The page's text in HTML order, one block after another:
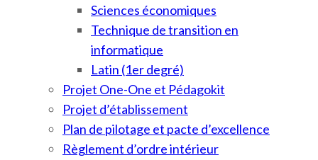
Sciences économiques
Technique de transition en
informatique
Latin (1er degré)
Projet One-One et Pédagokit
Projet d’établissement
Plan de pilotage et pacte d’excellence
Règlement d’ordre intérieur